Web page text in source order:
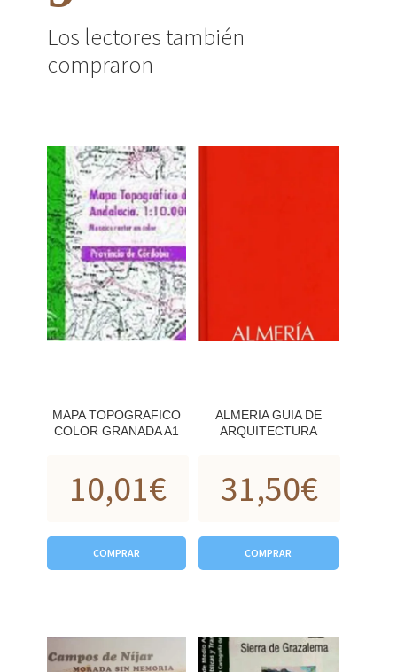
Los lectores también
compraron
MAPA TOPOGRAFICO
COLOR GRANADA A1
10,01€
COMPRAR
ALMERIA GUIA DE
ARQUITECTURA
31,50€
COMPRAR